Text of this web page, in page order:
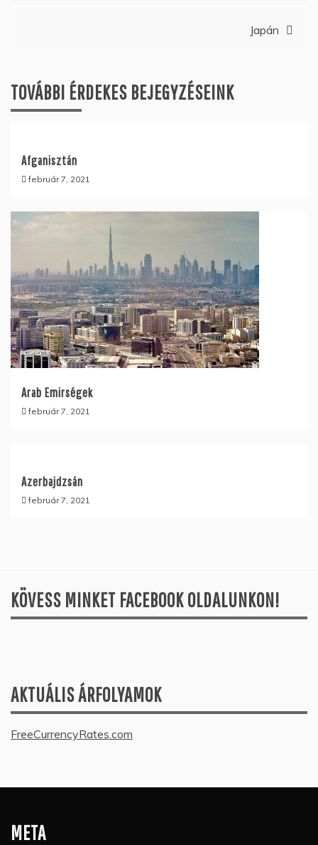
Japán
TOVÁBBI ÉRDEKES BEJEGYZÉSEINK
Afganisztán
február 7, 2021
Arab Emirségek
február 7, 2021
Azerbajdzsán
február 7, 2021
KÖVESS MINKET FACEBOOK OLDALUNKON!
AKTUÁLIS ÁRFOLYAMOK
FreeCurrencyRates.com
META